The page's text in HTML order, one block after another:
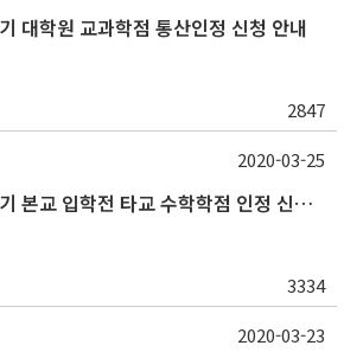
대학원 교과학점 통산인정 신청 안내
2847
2020학년도 1학기 본교 입학전 타교 수학학점 인정 신청 안내
3334
2020-03-25
2020-03-23